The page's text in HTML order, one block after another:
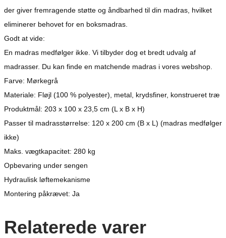
der giver fremragende støtte og åndbarhed til din madras, hvilket
eliminerer behovet for en boksmadras.
Godt at vide:
En madras medfølger ikke. Vi tilbyder dog et bredt udvalg af
madrasser. Du kan finde en matchende madras i vores webshop.
Farve: Mørkegrå
Materiale: Fløjl (100 % polyester), metal, krydsfiner, konstrueret træ
Produktmål: 203 x 100 x 23,5 cm (L x B x H)
Passer til madrasstørrelse: 120 x 200 cm (B x L) (madras medfølger
ikke)
Maks. vægtkapacitet: 280 kg
Opbevaring under sengen
Hydraulisk løftemekanisme
Montering påkrævet: Ja
Relaterede varer